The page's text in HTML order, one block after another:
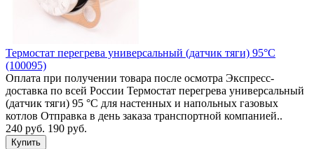
Термостат перегрева универсальный (датчик тяги) 95°C
(100095)
Оплата при получении товара после осмотра Экспресс-
доставка по всей России Термостат перегрева универсальный
(датчик тяги) 95 °C для настенных и напольных газовых
котлов Отправка в день заказа транспортной компанией..
240 руб. 190 руб.